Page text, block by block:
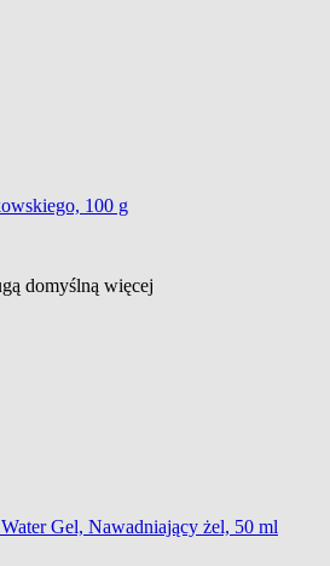
100 g
domyślną więcej
Gel, Nawadniający żel, 50 ml